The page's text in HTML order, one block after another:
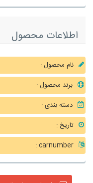
اطلاعات محصول
نام محصول :
برند محصول :
دسته بندی :
تاریخ :